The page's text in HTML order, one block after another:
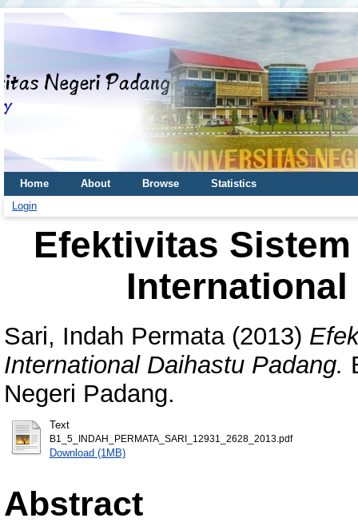
Home About Browse
Statistics
Login
Efektivitas
International
Sari, Indah Permata(2013)
International Daihastu Padang.
Negeri Padang.
Text
B1_5_INDAH_PERMATA_SARI_12931_2628_2013.pdf
Download (1MB)
Abstract